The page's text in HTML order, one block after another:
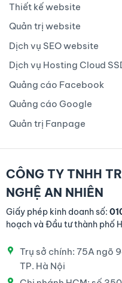
Thiết kế website
Quản trị website
Dịch vụ SEO website
Dịch vụ Hosting Cloud
Quảng cáo Facebook
Quảng cáo Google
Quản trị Fanpage
CÔNG TY TNHH
NGHỆ AN NHIÊN
Giấy phép kinh doanh số:
hoạch và Đầu tư thành phố
Trụ sở chính: 75A ngõ
TP. Hà Nội